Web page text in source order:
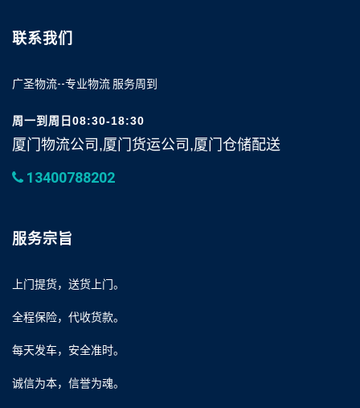
联系我们
广圣物流--专业物流 服务周到
周一到周日08:30-18:30
厦门物流公司,厦门货运公司,厦门仓储配送
13400788202
服务宗旨
上门提货，送货上门。
全程保险，代收货款。
每天发车，安全准时。
诚信为本，信誉为魂。